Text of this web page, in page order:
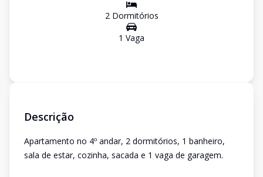
2Dormitórios
1 Vaga
Descrição
Apartamento no 4º andar, 2 dormitórios, 1 banheiro,
sala de estar, cozinha, sacada e 1 vaga de garagem.